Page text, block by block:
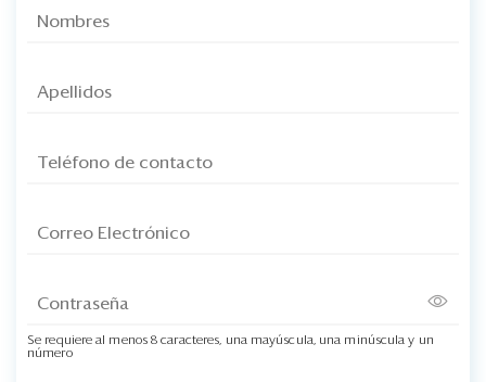
Se requiere al menos 8 caracteres, una mayúscula, una minúscula y un
número